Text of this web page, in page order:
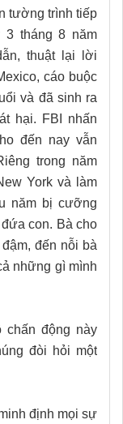
tường trình tiếp
3 tháng 8 năm
thuật lại lời
cáo buộc
và đã sinh ra
hại. FBI nhấn
đến nay vẫn
trong năm
York và làm
năm bị cưỡng
con. Bà cho
đến nỗi bà
những gì mình
động này
đòi hỏi một
định mọi sự